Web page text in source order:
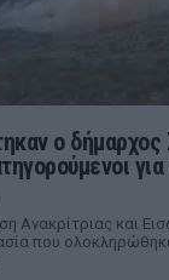
ο δήμαρχος
Ανακρίτριας και
που